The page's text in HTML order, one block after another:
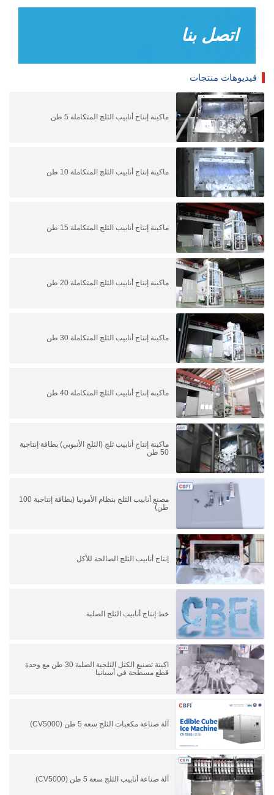
اتصل بنا
فيديوهات منتجات
ماكينة إنتاج أنابيب الثلج المتكاملة 5 طن
ماكينة إنتاج أنابيب الثلج المتكاملة 10 طن
ماكينة إنتاج أنابيب الثلج المتكاملة 15 طن
ماكينة إنتاج أنابيب الثلج المتكاملة 20 طن
ماكينة إنتاج أنابيب الثلج المتكاملة 30 طن
ماكينة إنتاج أنابيب الثلج المتكاملة 40 طن
ماكينة إنتاج أنابيب ثلج (الثلج الأنبوبي) بطاقة إنتاجية
50 طن
مصنع أنابيب الثلج بنظام الأمونيا (بطاقة إنتاجية 100
طن)
إنتاج أنابيب الثلج الصالحة للأكل
خط إنتاج أنابيب الثلج الصلبة
اكينة تصنيع الكتل الثلجية الصلبة 30 طن مع وحدة
قطع مسطحة في أسبانيا
آلة صناعة مكعبات الثلج سعة 5 طن (CV5000)
آلة صناعة أنابيب الثلج سعة 5 طن (CV5000)